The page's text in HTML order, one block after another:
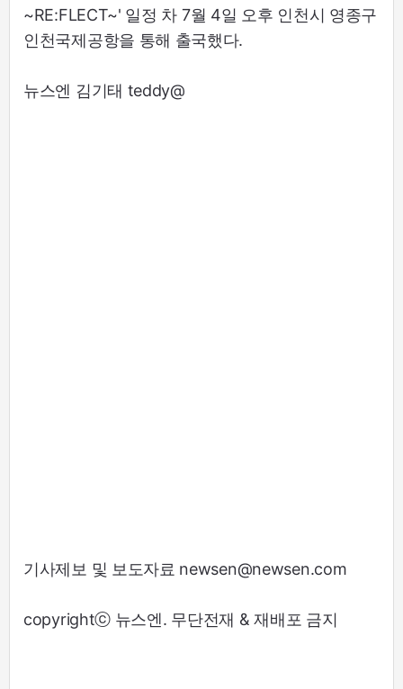
~RE:FLECT~' 일정 차 7월 4일 오후 인천시 영종구
인천국제공항을 통해 출국했다.
뉴스엔 김기태 teddy@
기사제보 및 보도자료 newsen@newsen.com
copyrightⓒ 뉴스엔. 무단전재 & 재배포 금지